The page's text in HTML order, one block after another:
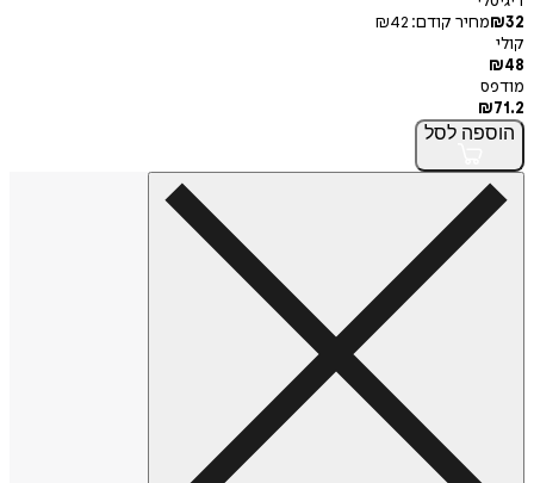
₪32 מחיר קודם: ₪42
קולי
₪48
מודפס
₪71.2
הוספה לסל